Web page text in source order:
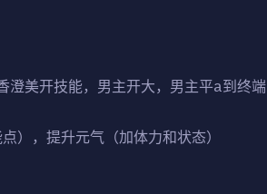
美开技能，男主开大，男主平a到终端
），提升元气（加体力和状态）